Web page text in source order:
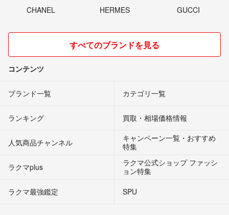
CHANEL HERMES GUCCI
すべてのブランドを見る
コンテンツ
ブランド一覧 カテゴリ一覧
ランキング 買取・相場価格情報
人気商品チャンネル
キャンペーン一覧・おすすめ
特集
ラクマplus
ラクマ公式ショップ ファッシ
ョン特集
ラクマ最強鑑定
SPU